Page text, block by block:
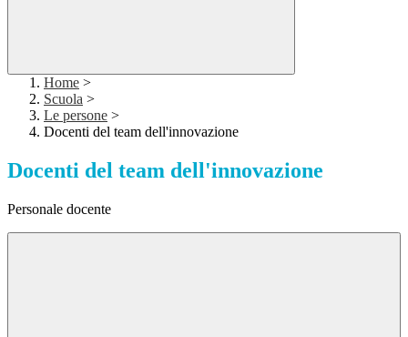
Home >
Scuola >
Le persone >
Docenti del team dell'innovazione
Docenti del team dell'innovazione
Personale docente